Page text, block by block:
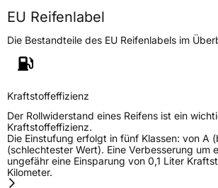
EU Label
EffizienzD
Nasshaftung
Rollgeräusch (dB)72
FahrzeugklasseC1
EU Reifenlabel
Die Bestandteile des EU Reifenlabels im
Kraftstoffeffizienz
Der Rollwiderstand eines Reifens ist ein
Kraftstoffeffizienz.
Die Einstufung erfolgt in fünf Klassen: von A
(schlechtester Wert). Eine Verbesserung um
ungefähr eine Einsparung von 0,1 Liter
Kilometer.